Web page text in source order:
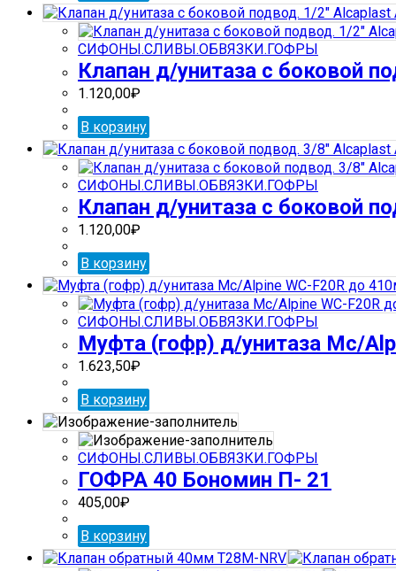
СИФОНЫ.СЛИВЫ.ОБВЯЗКИ.ГОФРЫ
Клапан д/унитаза с боковой
1.120,00₽
В корзину
СИФОНЫ.СЛИВЫ.ОБВЯЗКИ.ГОФРЫ
Клапан д/унитаза с боковой
1.120,00₽
В корзину
СИФОНЫ.СЛИВЫ.ОБВЯЗКИ.ГОФРЫ
Муфта (гофр) д/унитаза Mc/
1.623,50₽
В корзину
СИФОНЫ.СЛИВЫ.ОБВЯЗКИ.ГОФРЫ
ГОФРА 40 Бономин П- 21
405,00₽
В корзину